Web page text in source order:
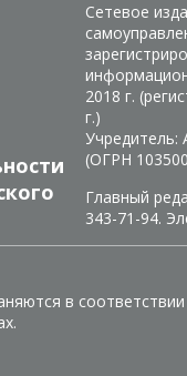
Сетевое
2018 г.
г.)
Учредитель:
(ОГРН
Главный
343-71-94.
в